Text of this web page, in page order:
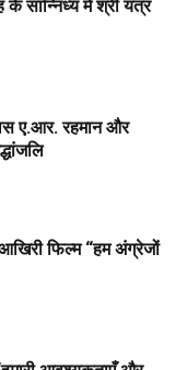
के सान्निध्य में श्री यंत्र
ए.आर. रहमान और
फिल्म “हम अंग्रेजों